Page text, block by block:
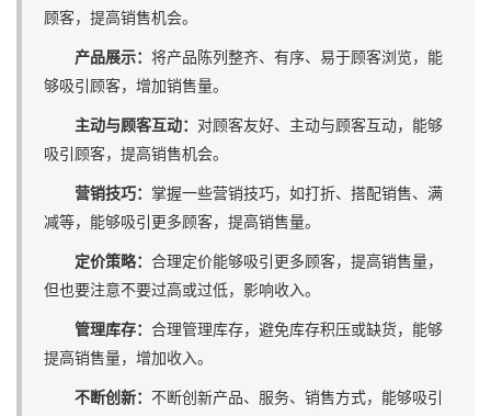
顾客，提高销售机会。
产品展示： 将产品陈列整齐、有序、易于顾客浏览，能
够吸引顾客，增加销售量。
主动与顾客互动： 对顾客友好、主动与顾客互动，能够
吸引顾客，提高销售机会。
营销技巧： 掌握一些营销技巧，如打折、搭配销售、满
减等，能够吸引更多顾客，提高销售量。
定价策略： 合理定价能够吸引更多顾客，提高销售量，
但也要注意不要过高或过低，影响收入。
管理库存： 合理管理库存，避免库存积压或缺货，能够
提高销售量，增加收入。
不断创新： 不断创新产品、服务、销售方式，能够吸引